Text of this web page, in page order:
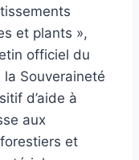
et plants »,
officiel du
la Souveraineté
d’aide à
aux
et